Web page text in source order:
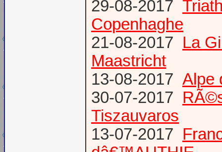
29-08-2017
Copenhaghe
21-08-2017 La
Maastricht
13-08-2017 Alpe
30-07-2017
Tiszauvaros
13-07-2017